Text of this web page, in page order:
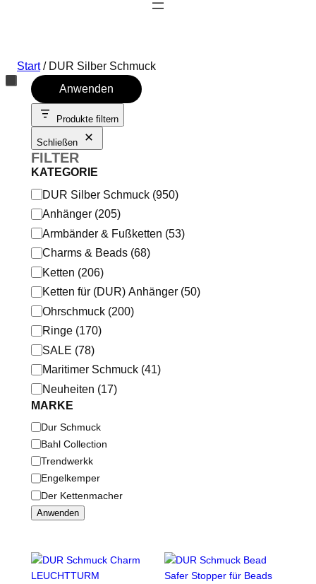
Start/ DUR Silber Schmuck
Anwenden
Produkte filtern
Schließen
FILTER
KATEGORIE
K
a
t
e
g
r
i
e
DUR Silber Schmuck (950)
Anhänger (205)
Armbänder & Fußketten (53)
Charms & Beads (68)
Ketten (206)
Ketten für (DUR) Anhänger (50)
Ohrschmuck (200)
Ringe (170)
SALE (78)
Maritimer Schmuck (41)
Neuheiten (17)
MARKE
M
a
r
k
e
Dur Schmuck
Bahl Collection
Trendwerkk
Engelkemper
Der Kettenmacher
Anwenden